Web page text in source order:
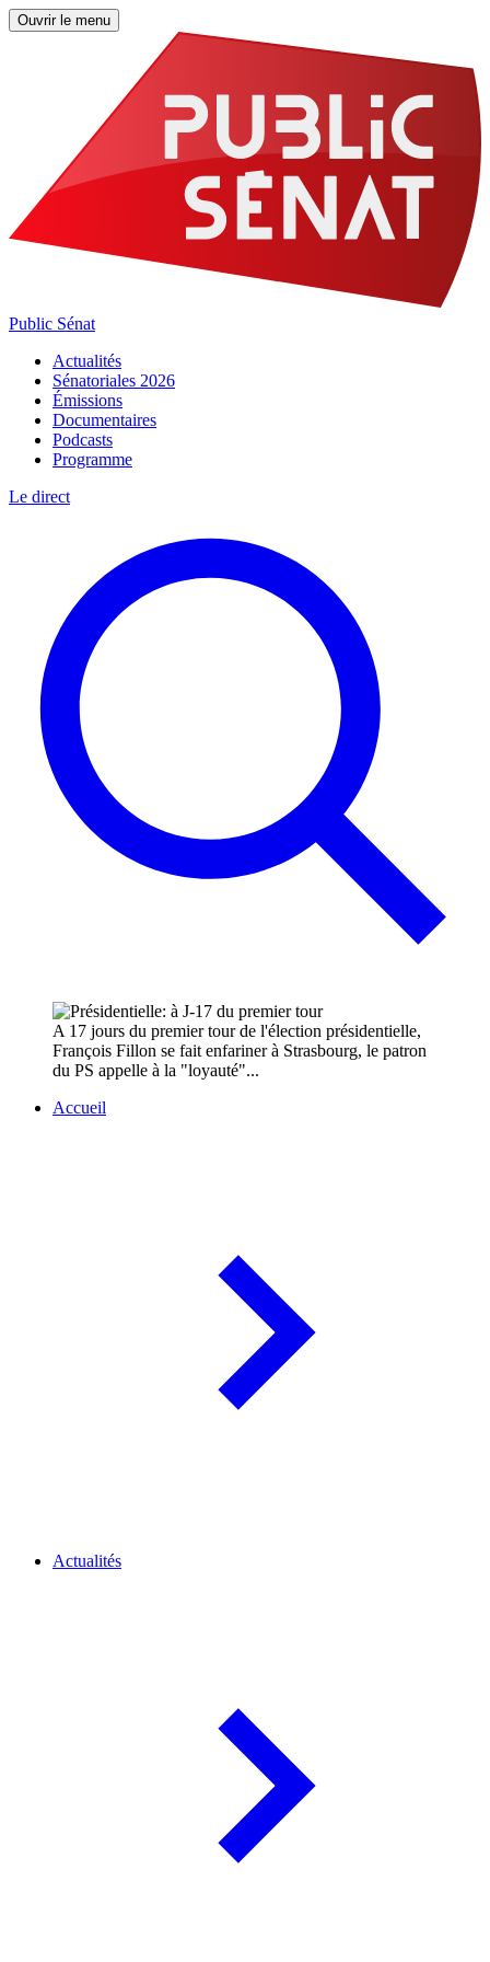
Ouvrir le menu
Public Sénat
Actualités
Sénatoriales 2026
Émissions
Documentaires
Podcasts
Programme
Le direct
A 17 jours du premier tour de l'élection présidentielle,
François Fillon se fait enfariner à Strasbourg, le patron
du PS appelle à la "loyauté"...
Accueil
Actualités